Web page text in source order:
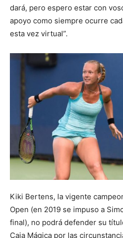
dará, pero espero estar con
apoyo como siempre ocurre
esta vez virtual”.
Kiki Bertens, la vigente
Open (en 2019 se impuso a
final), no podrá defender su
Caja Mágica por las